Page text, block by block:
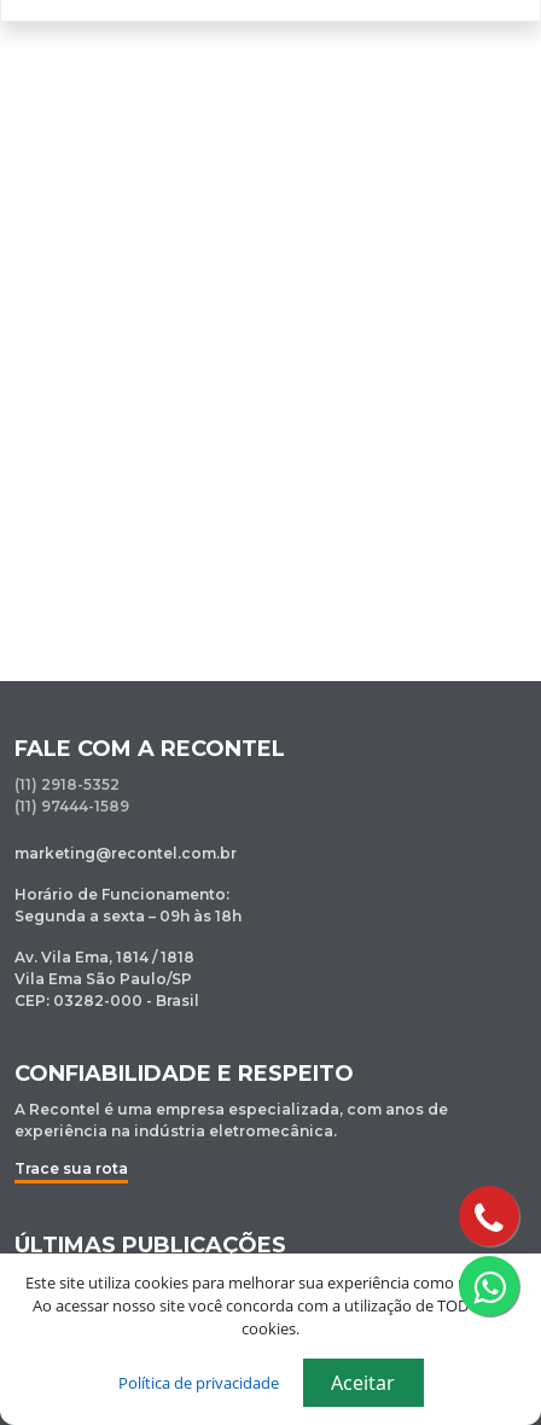
FALE COM A RECONTEL
(11) 2918-5352
(11) 97444-1589
marketing@recontel.com.br
Horário de Funcionamento:
Segunda a sexta – 09h às 18h
Av. Vila Ema, 1814 / 1818
Vila Ema São Paulo/SP
CEP: 03282-000 - Brasil
CONFIABILIDADE E RESPEITO
A Recontel é uma empresa especializada, com anos de
experiência na indústria eletromecânica.
Trace sua rota
ÚLTIMAS PUBLICAÇÕES
Jumpers em Guarulhos
Este site utiliza cookies para melhorar sua experiência como usuário.
Ao acessar nosso site você concorda com a utilização de TODOS os
cookies.
Política de privacidade Aceitar